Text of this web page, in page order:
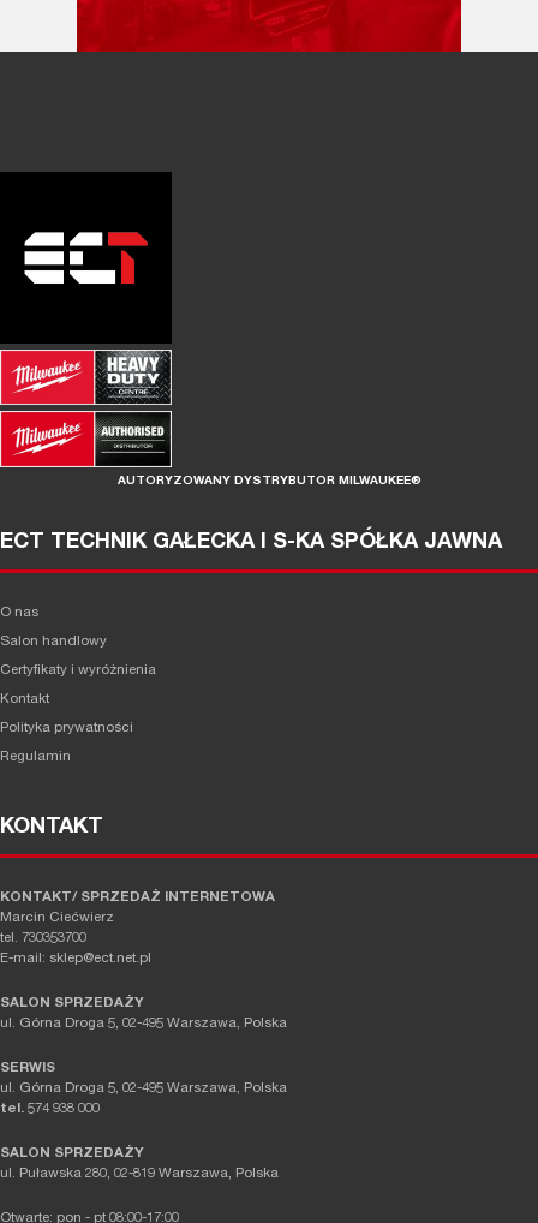
AUTORYZOWANY DYSTRYBUTOR MILWAUKEE®
ECT TECHNIK GAŁECKA I S-KA SPÓŁKA JAWNA
O nas
Salon handlowy
Certyfikaty i wyróżnienia
Kontakt
Polityka prywatności
Regulamin
KONTAKT
KONTAKT/ SPRZEDAŻ INTERNETOWA
Marcin Ciećwierz
tel. 730353700
E-mail: sklep@ect.net.pl
SALON SPRZEDAŻY
ul. Górna Droga 5, 02-495 Warszawa, Polska
SERWIS
ul. Górna Droga 5, 02-495 Warszawa, Polska
tel. 574 938 000
SALON SPRZEDAŻY
ul. Puławska 280, 02-819 Warszawa, Polska
Otwarte: pon - pt 08:00-17:00